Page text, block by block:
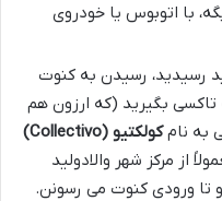
با اتوبوس یا خودروی
رسیدید، رسیدن به کنوت
تاکسی بگیرید (که ارزون هم
به نامکولکتیو (Collectivo)
از مرکز شهر والادولید
تا ورودی کنوت می رسونن.